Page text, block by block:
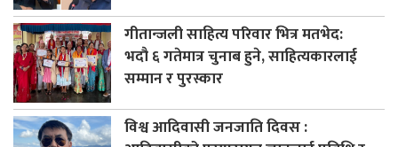
गीतान्जली साहित्य परिवार भित्र मतभेद:
भदौ ६ गतेमात्र चुनाब हुने, साहित्यकारलाई
सम्मान र पुरस्कार
विश्व आदिवासी जनजाति दिवस :